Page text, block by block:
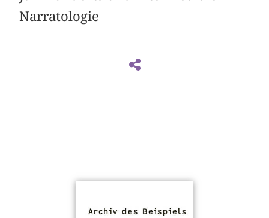
Narratologie